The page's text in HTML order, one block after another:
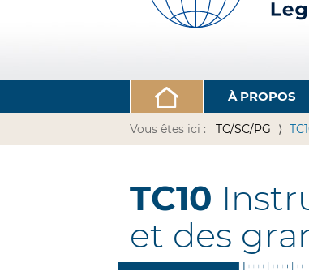
À PROPOS
Vous êtes ici : TC/SC/PG
TC10
et des